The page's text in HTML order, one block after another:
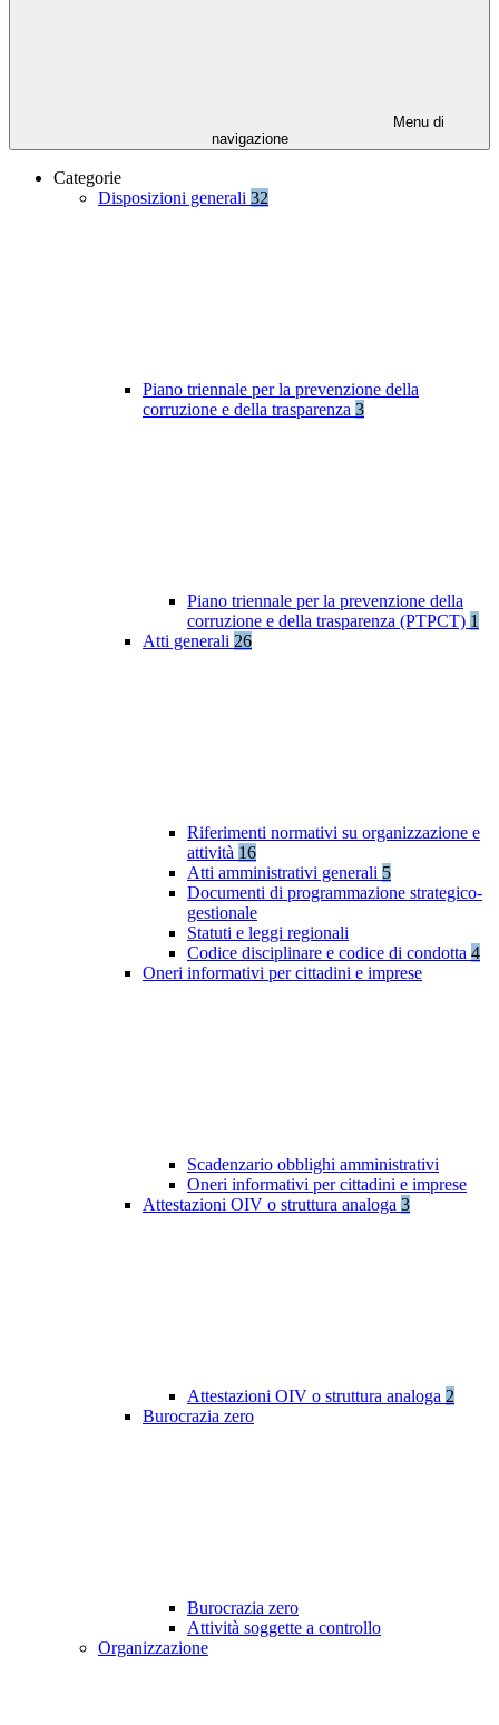
Menu di
navigazione
Categorie
Disposizioni generali 32
Piano triennale per la prevenzione della
corruzione e della trasparenza 3
Piano triennale per la prevenzione della
corruzione e della trasparenza (PTPCT) 1
Atti generali 26
Riferimenti normativi su organizzazione e
attività 16
Atti amministrativi generali 5
Documenti di programmazione strategico-
gestionale
Statuti e leggi regionali
Codice disciplinare e codice di condotta 4
Oneri informativi per cittadini e imprese
Scadenzario obblighi amministrativi
Oneri informativi per cittadini e imprese
Attestazioni OIV o struttura analoga 3
Attestazioni OIV o struttura analoga 2
Burocrazia zero
Burocrazia zero
Attività soggette a controllo
Organizzazione